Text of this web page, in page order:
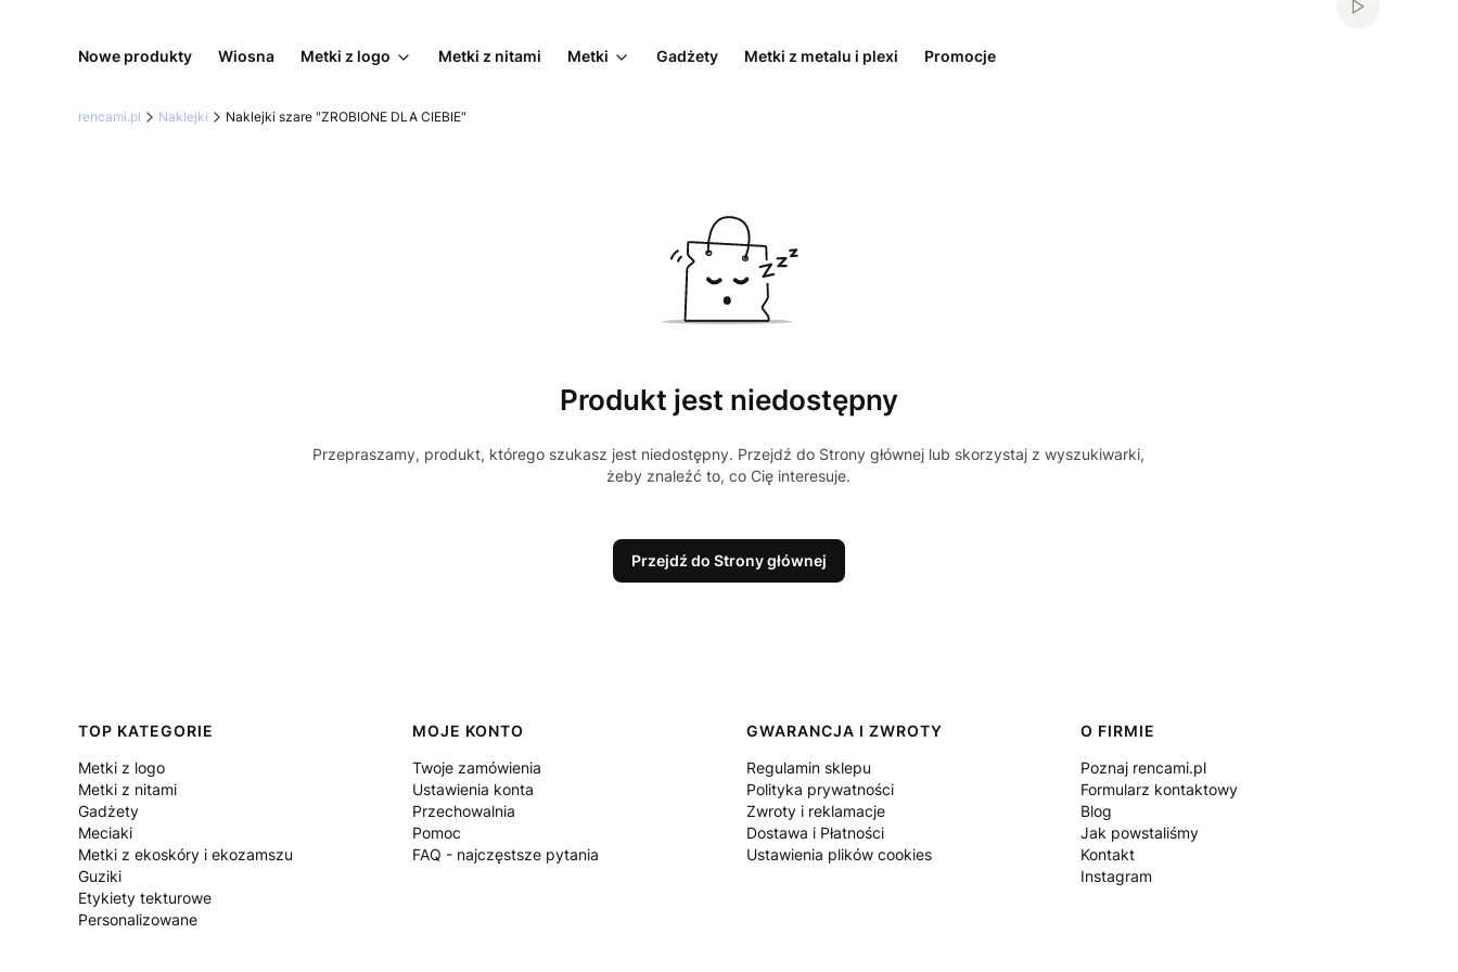
Włącz
Nowe produkty Wiosna Metki z logo Metki z nitami Metki Gadżety Metki z metalu i plexi Promocje
rencami.pl Naklejki Naklejki szare "ZROBIONE DLA CIEBIE"
Produkt jest niedostępny
Przepraszamy, produkt, którego szukasz jest niedostępny. Przejdź do Strony głównej lub skorzystaj z wyszukiwarki,
żeby znaleźć to, co Cię interesuje.
Przejdź do Strony głównej
Linki w stopce
TOP KATEGORIE
Metki z logo
Metki z nitami
Gadżety
Meciaki
Metki z ekoskóry i ekozamszu
Guziki
Etykiety tekturowe
Personalizowane
MOJE KONTO
Twoje zamówienia
Ustawienia konta
Przechowalnia
Pomoc
FAQ - najczęstsze pytania
GWARANCJA I ZWROTY
Regulamin sklepu
Polityka prywatności
Zwroty i reklamacje
Dostawa i Płatności
Ustawienia plików cookies
O FIRMIE
Poznaj rencami.pl
Formularz kontaktowy
Blog
Jak powstaliśmy
Kontakt
Instagram